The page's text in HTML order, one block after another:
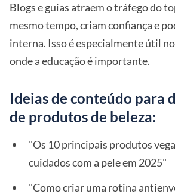
Blogs e guias atraem o tráfego do
mesmo tempo, criam confiança e
interna. Isso é especialmente útil
onde a educação é importante.
Ideias de conteúdo para
de produtos de beleza:
"Os 10 principais produtos
cuidados com a pele em 2025"
"Como criar uma rotina